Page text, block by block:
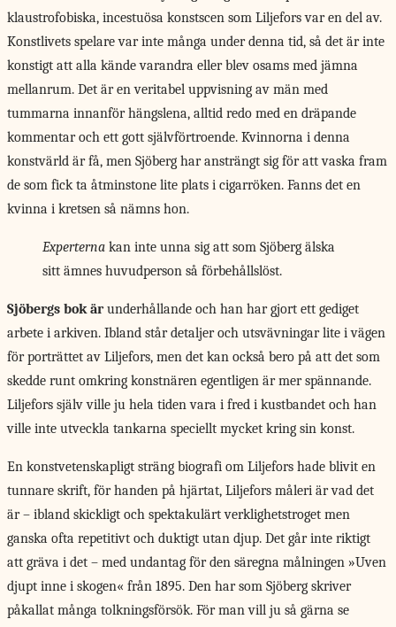
klaustrofobiska, incestuösa konstscen som Liljefors var en del av.
Konstlivets spelare var inte många under denna tid, så det är inte
konstigt att alla kände varandra eller blev osams med jämna
mellanrum. Det är en veritabel uppvisning av män med
tummarna innanför hängslena, alltid redo med en dräpande
kommentar och ett gott självförtroende. Kvinnorna i denna
konstvärld är få, men Sjöberg har ansträngt sig för att vaska fram
de som fick ta åtminstone lite plats i cigarröken. Fanns det en
kvinna i kretsen så nämns hon.
Experterna kan inte unna sig att som Sjöberg älska
sitt ämnes huvudperson så förbehållslöst.
Sjöbergs bok ärunderhållande och han har gjort ett gediget
arbete i arkiven. Ibland står detaljer och utsvävningar lite i vägen
för porträttet av Liljefors, men det kan också bero på att det som
skedde runt omkring konstnären egentligen är mer spännande.
Liljefors själv ville ju hela tiden vara i fred i kustbandet och han
ville inte utveckla tankarna speciellt mycket kring sin konst.
En konstvetenskapligt sträng biografi om Liljefors hade blivit en
tunnare skrift, för handen på hjärtat, Liljefors måleri är vad det
är – ibland skickligt och spektakulärt verklighetstroget men
ganska ofta repetitivt och duktigt utan djup. Det går inte riktigt
att gräva i det – med undantag för den säregna målningen »Uven
djupt inne i skogen« från 1895. Den har som Sjöberg skriver
påkallat många tolkningsförsök. För man vill ju så gärna se